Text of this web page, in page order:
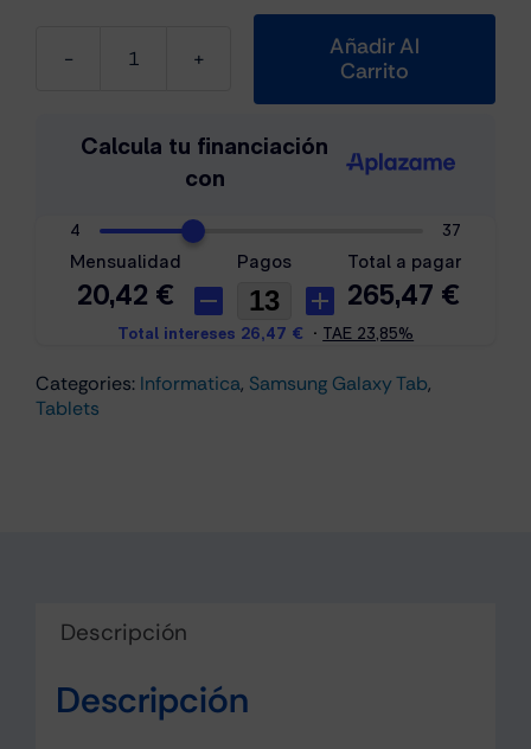
Samsung
Tab
6GB/128GB
Gris
cantidad
Añadir Al
Carrito
Categories: Informatica, Samsung Galaxy Tab,
Tablets
Descripción
Descripción